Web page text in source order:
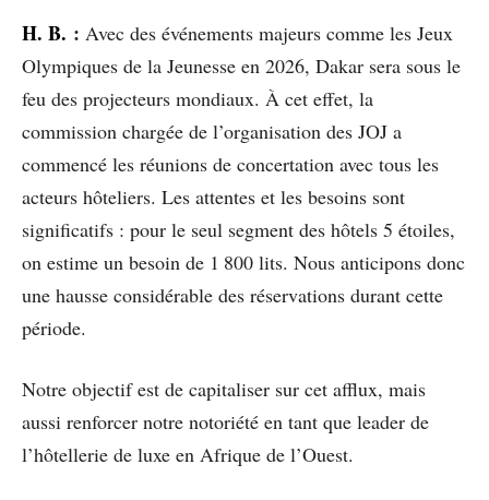
H. B. : Avec des événements majeurs comme les Jeux
Olympiques de la Jeunesse en 2026, Dakar sera sous le
feu des projecteurs mondiaux. À cet effet, la
commission chargée de l’organisation des JOJ a
commencé les réunions de concertation avec tous les
acteurs hôteliers. Les attentes et les besoins sont
significatifs : pour le seul segment des hôtels 5 étoiles,
on estime un besoin de 1 800 lits. Nous anticipons donc
une hausse considérable des réservations durant cette
période.
Notre objectif est de capitaliser sur cet afflux, mais
aussi renforcer notre notoriété en tant que leader de
l’hôtellerie de luxe en Afrique de l’Ouest.